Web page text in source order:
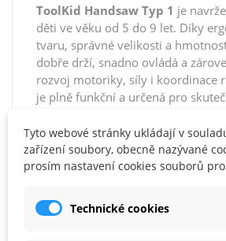
ToolKid Handsaw Typ 1 je
děti ve věku od 5 do 9 let. Díky
tvaru, správné velikosti a
dobře drží, snadno ovládá a
rozvoj motoriky, síly i koordinace
je plně funkční a určená pro
Na rozdíl od klasických pil děti
sílu – stačí správný pohyb a pilka
řezání ještě bezpečnější: dětské
Tyto webové stránky ukládají v
zařízení soubory, obecně nazývané
prosím nastavení cookies souborů
Technické cookies